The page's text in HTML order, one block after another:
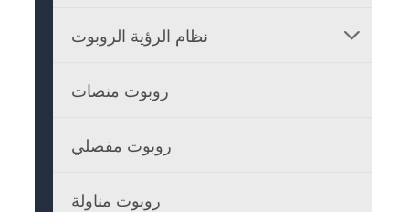
نظام الرؤية الروبوت 
روبوت منصات
روبوت مفصلي
روبوت مناولة